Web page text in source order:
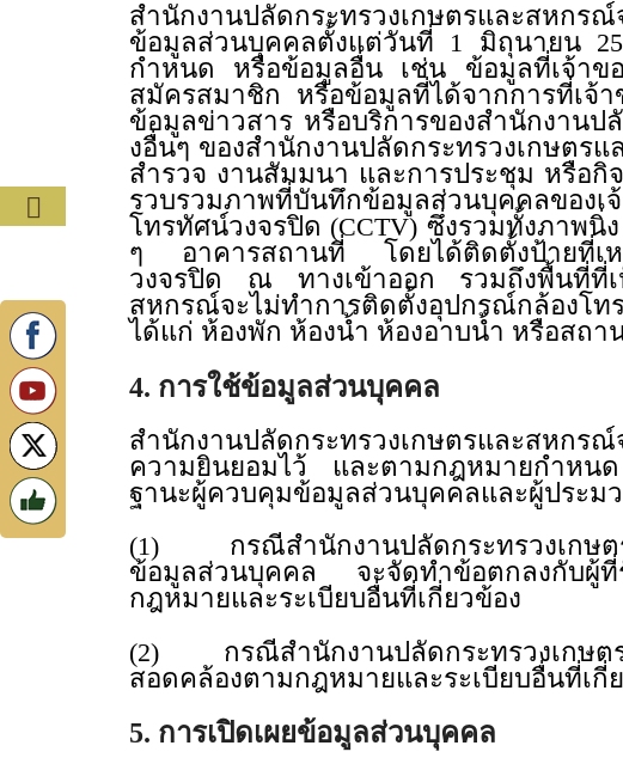
สำนักงานปลัดกระทรวงเกษตรและสหกร
ข้อมูลส่วนบุคคลตั้งแต่วันที่ 1 มิถุนายน
กำหนด หรือข้อมูลอื่น เช่น ข้อมูลที่เจ้าข
สมัครสมาชิก หรือข้อมูลที่ได้จากการที่เจ้
ข้อมูลข่าวสาร หรือบริการของสำนักงาน
งอื่นๆ ของสำนักงานปลัดกระทรวงเกษตร
สำรวจ งานสัมมนา และการประชุม หรือกิ
รวบรวมภาพที่บันทึกข้อมูลส่วนบุคคลขอ
โทรทัศน์วงจรปิด (CCTV) ซึ่งรวมทั้งภาพนิ่
ๆ อาคารสถานที่ โดยได้ติดตั้งป้ายที่เห
วงจรปิด ณ ทางเข้าออก รวมถึงพื้นที่ที่เ
สหกรณ์จะไม่ทำการติดตั้งอุปกรณ์กล้องโท
ได้แก่ ห้องพัก ห้องน้ำ ห้องอาบน้ำ หรือส
4. การใช้ข้อมูลส่วนบุคคล
สำนักงานปลัดกระทรวงเกษตรและสหกร
ความยินยอมไว้ และตามกฎหมายกำหน
ฐานะผู้ควบคุมข้อมูลส่วนบุคคลและผู้ป
(1) กรณีสำนักงานปลัดกระทรวงเกษตร
ข้อมูลส่วนบุคคล จะจัดทำข้อตกลงกับผู้
กฎหมายและระเบียบอื่นที่เกี่ยวข้อง
(2) กรณีสำนักงานปลัดกระทรวงเกษตร
สอดคล้องตามกฎหมายและระเบียบอื่น
5. การเปิดเผยข้อมูลส่วนบุคคล